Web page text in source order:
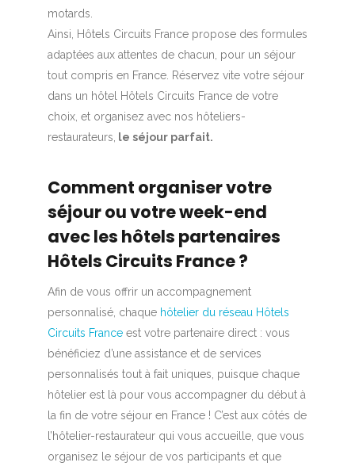
motards.
Ainsi, Hôtels Circuits France propose des formules
adaptées aux attentes de chacun, pour un séjour
tout compris en France. Réservez vite votre séjour
dans un hôtel Hôtels Circuits France de votre
choix, et organisez avec nos hôteliers-
restaurateurs,
le séjour parfait.
Comment organiser votre
séjour ou votre week-end
avec les hôtels partenaires
Hôtels Circuits France ?
Afin de vous offrir un accompagnement
personnalisé, chaque hôtelier du réseau Hôtels
Circuits Franceest votre partenaire direct : vous
bénéficiez d’une assistance et de services
personnalisés tout à fait uniques, puisque chaque
hôtelier est là pour vous accompagner du début à
la fin de votre séjour en France ! C’est aux côtés de
l’hôtelier-restaurateur qui vous accueille, que vous
organisez le séjour de vos participants et que